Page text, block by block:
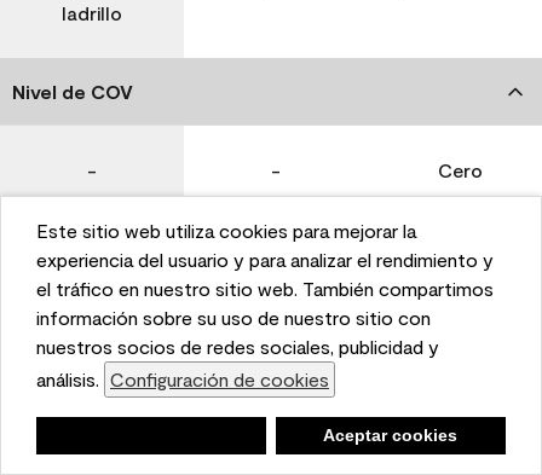
This website uses cookies to enhance user experience
and to analyze performance and traffic on our website.
We also share information about your use of our site
with our social media, advertising, and analytics
partners. Cookie Settings
Accept Cookies
Este sitio web utiliza cookies para mejorar la
experiencia del usuario y para analizar el rendimiento y
el tráfico en nuestro sitio web. También compartimos
información sobre su uso de nuestro sitio con
nuestros socios de redes sociales, publicidad y
análisis. Configuración de cookies
Aceptar cookies
ladrillo
Nivel de COV
- - Cero
Coverage (Sq. Ft./Gal)
350-400 400-450 400-450